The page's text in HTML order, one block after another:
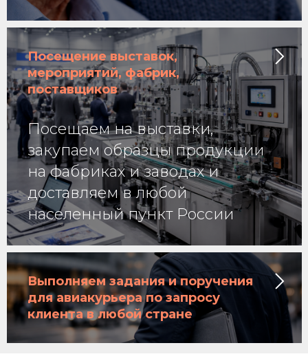
Посещение выставок,
мероприятий, фабрик,
поставщиков
Посещаем на выставки,
закупаем образцы продукции
на фабриках и заводах и
доставляем в любой
населенный пункт России
Выполняем задания и поручения
для авиакурьера по запросу
клиента в любой стране